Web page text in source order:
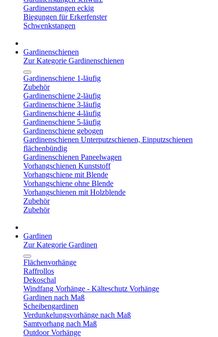
Gardinenstangen eckig
Biegungen für Erkerfenster
Schwenkstangen
Gardinenschienen
Zur Kategorie Gardinenschienen
Gardinenschiene 1-läufig
Zubehör
Gardinenschiene 2-läufig
Gardinenschiene 3-läufig
Gardinenschiene 4-läufig
Gardinenschiene 5-läufig
Gardinenschiene gebogen
Gardinenschienen Unterputzschienen, Einputzschienen
flächenbündig
Gardinenschienen Paneelwagen
Vorhangschienen Kunststoff
Vorhangschiene mit Blende
Vorhangschiene ohne Blende
Vorhangschienen mit Holzblende
Zubehör
Zubehör
Gardinen
Zur Kategorie Gardinen
Flächenvorhänge
Raffrollos
Dekoschal
Windfang Vorhänge - Kälteschutz Vorhänge
Gardinen nach Maß
Scheibengardinen
Verdunkelungsvorhänge nach Maß
Samtvorhang nach Maß
Outdoor Vorhänge